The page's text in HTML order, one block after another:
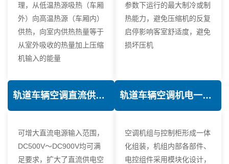
理，从低温热源吸热（车厢
外）向高温热源（车厢内）
供热，向室内供热热量等于
从室外吸收的热量加上压缩
机输入的能量
参数下运行的最大制冷或制
热能力，避免压缩机的反复
启停影响客室舒适度，避免
损坏压机
轨道车辆空调直流供电技术
可增大直流电源输入范围，
DC500V～DC900V均可满
足要求，扩大了直流供电空
轨道车辆空调机电一体化技术
空调机组与控制柜形成一体
化组装，机组内部各部件、
电控组件采用模块化设计，